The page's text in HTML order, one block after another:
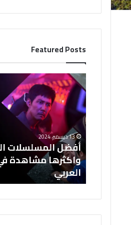
Featured Posts
أ
ف
ض
ل
ا
ل
م
س
ل
س
ل
ا
ت
ا
13 ديسمبر، 2024
واكثرها مشاهدة
العربي